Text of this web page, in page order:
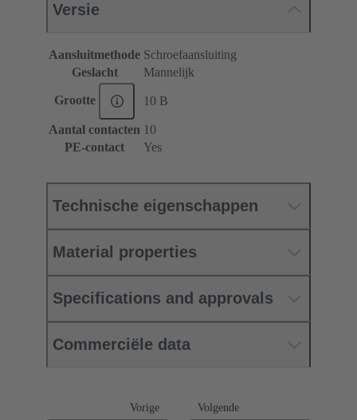
Versie
Aansluitmethode Schroefaansluiting
Geslacht
Mannelijk
Grootte 10 B
Aantal contacten 10
PE-contact
Yes
Technische eigenschappen
Material properties
Specifications and approvals
Commerciële data
Vorige Volgende